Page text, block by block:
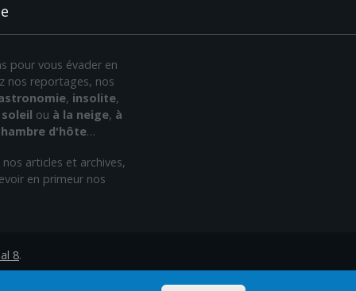
pour vous évader en
nos reportages, nos
, insolite,
ou à la neige, à
d'hôte…
articles et archives,
en primeur nos
8.